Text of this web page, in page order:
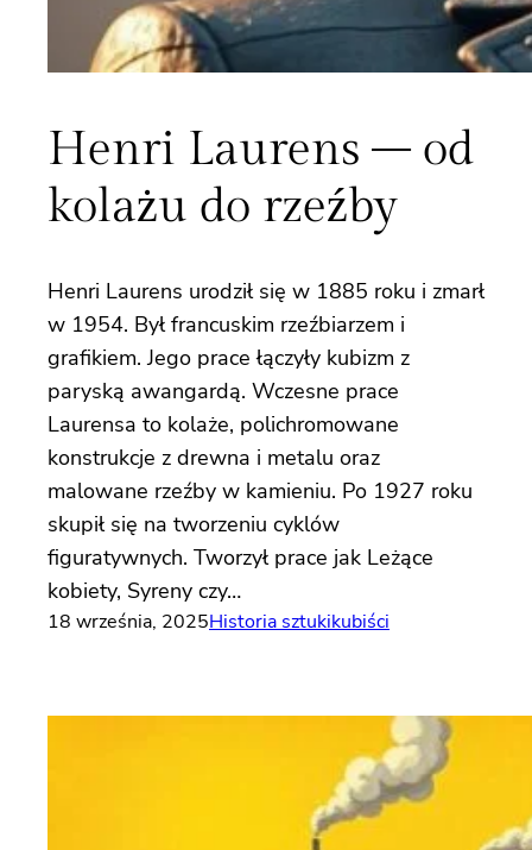
Henri Laurens – od
kolażu do rzeźby
Henri Laurens urodził się w 1885 roku i zmarł
w 1954. Był francuskim rzeźbiarzem i
grafikiem. Jego prace łączyły kubizm z
paryską awangardą. Wczesne prace
Laurensa to kolaże, polichromowane
konstrukcje z drewna i metalu oraz
malowane rzeźby w kamieniu. Po 1927 roku
skupił się na tworzeniu cyklów
figuratywnych. Tworzył prace jak Leżące
kobiety, Syreny czy…
18 września, 2025Historia sztukikubiści